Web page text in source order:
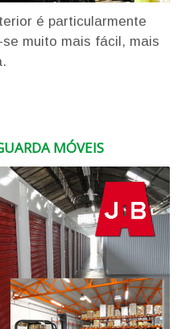
é particularmente
muito mais fácil, mais
MÓVEIS